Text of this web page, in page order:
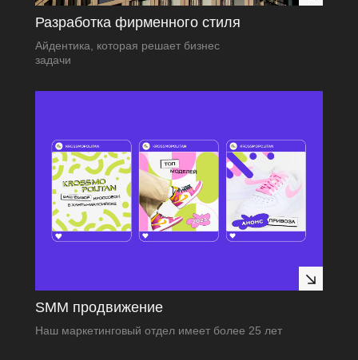
Разработка фирменного стиля
Айдентика, которая решает бизнес
задачи
SMM продвижение
Наш маркетинговый отдел имеет более 25 лет